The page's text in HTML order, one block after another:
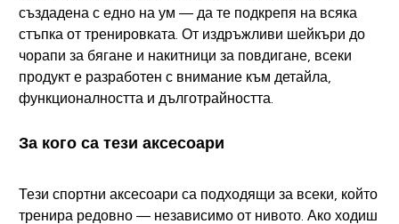
създадена с едно на ум — да те подкрепя на всяка
стъпка от тренировката. От издръжливи шейкъри до
чорапи за бягане и накитници за повдигане, всеки
продукт е разработен с внимание към детайла,
функционалността и дълготрайността.
За кого са тези аксесоари
Тези спортни аксесоари са подходящи за всеки, който
тренира редовно — независимо от нивото. Ако ходиш